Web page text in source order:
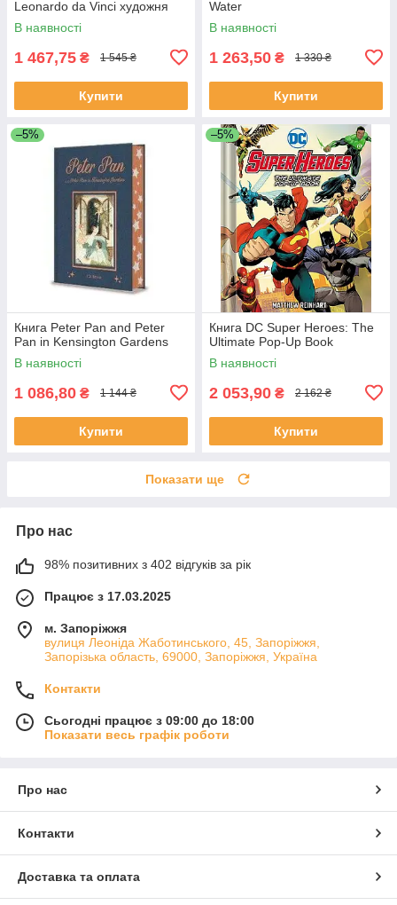
Leonardo da Vinci художня
література
В наявності
1 467,75 ₴ 1 545 ₴
Купити
Water
В наявності
1 263,50 ₴ 1 330 ₴
Купити
–5%
Книга Peter Pan and Peter
Pan in Kensington Gardens
В наявності
1 086,80 ₴ 1 144 ₴
Купити
–5%
Книга DC Super Heroes: The
Ultimate Pop-Up Book
В наявності
2 053,90 ₴ 2 162 ₴
Купити
Показати ще
Про нас
98% позитивних з 402 відгуків за рік
Працює з 17.03.2025
м. Запоріжжя
вулиця Леоніда Жаботинського, 45, Запоріжжя,
Запорізька область, 69000, Запоріжжя, Україна
Контакти
Сьогодні працює з 09:00 до 18:00
Показати весь графік роботи
Про нас
Контакти
Доставка та оплата